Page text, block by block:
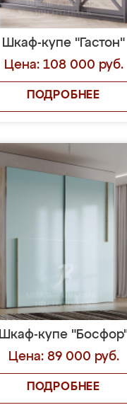
Шкаф-купе "Гастон"
Цена: 108 000 руб.
ПОДРОБНЕЕ
Шкаф-купе
Цена: 89 000 руб.
ПОДРОБНЕЕ